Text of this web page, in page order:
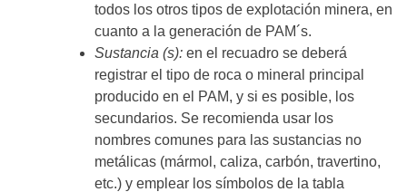
todos los otros tipos de explotación minera, en
cuanto a la generación de PAM´s.
Sustancia (s): en el recuadro se deberá
registrar el tipo de roca o mineral principal
producido en el PAM, y si es posible, los
secundarios. Se recomienda usar los
nombres comunes para las sustancias no
metálicas (mármol, caliza, carbón, travertino,
etc.) y emplear los símbolos de la tabla